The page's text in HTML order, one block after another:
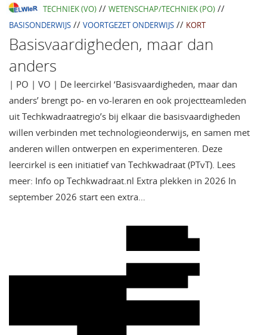
TECHNIEK (VO) //WETENSCHAP/TECHNIEK (PO) //
BASISONDERWIJS // VOORTGEZET ONDERWIJS // KORT
Basisvaardigheden, maar dan
anders
| PO | VO | De leercirkel ‘Basisvaardigheden, maar dan
anders’ brengt po- en vo-leraren en ook projectteamleden
uit Techkwadraatregio’s bij elkaar die basisvaardigheden
willen verbinden met technologieonderwijs, en samen met
anderen willen ontwerpen en experimenteren. Deze
leercirkel is een initiatief van Techkwadraat (PTvT). Lees
meer: Info op Techkwadraat.nl Extra plekken in 2026 In
september 2026 start een extra…